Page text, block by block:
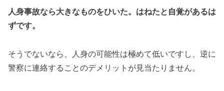
人身事故なら大きなものをひいた。はねたと自覚があるは
ずです。
そうでないなら、人身の可能性は極めて低いですし、逆に
警察に連絡することのデメリットが見当たりません。